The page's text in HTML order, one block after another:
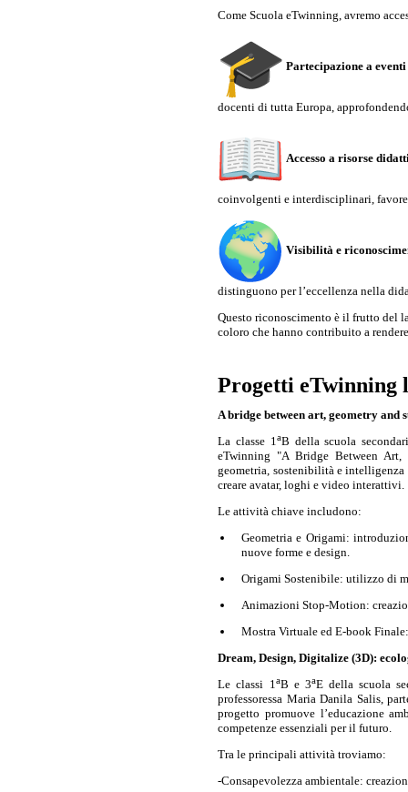
Come Scuola eTwinning, avremo
Partecipazione a
docenti di tutta Europa,
Accesso a risorse
coinvolgenti e interdisciplinari,
Visibilità e
distinguono per l’eccellenza nella
Questo riconoscimento è il frutto del
coloro che hanno contribuito a
Progetti eTwinning
A bridge between art, geometry and
La classe 1 aB della scuola
eTwinning "A Bridge Between Art,
geometria, sostenibilità e
creare avatar, loghi e video interattivi.
Le attività chiave includono:
Geometria e Origami:
nuove forme e design.
Origami Sostenibile: utilizzo di
Animazioni Stop-Motion:
Mostra Virtuale ed E-book
Dream, Design, Digitalize (3D):
Le classi 1 aB e 3aE della scuola
professoressa Maria Danila Salis,
progetto promuove l’educazione
competenze essenziali per il futuro.
Tra le principali attività troviamo:
-Consapevolezza ambientale: